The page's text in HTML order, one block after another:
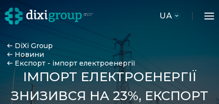
UA
DiXi Group
Новини
Експорт - імпорт електроенергії
ІМПОРТ ЕЛЕКТРОЕНЕРГІЇ
ЗНИЗИВСЯ НА 23%, ЕКСПОРТ